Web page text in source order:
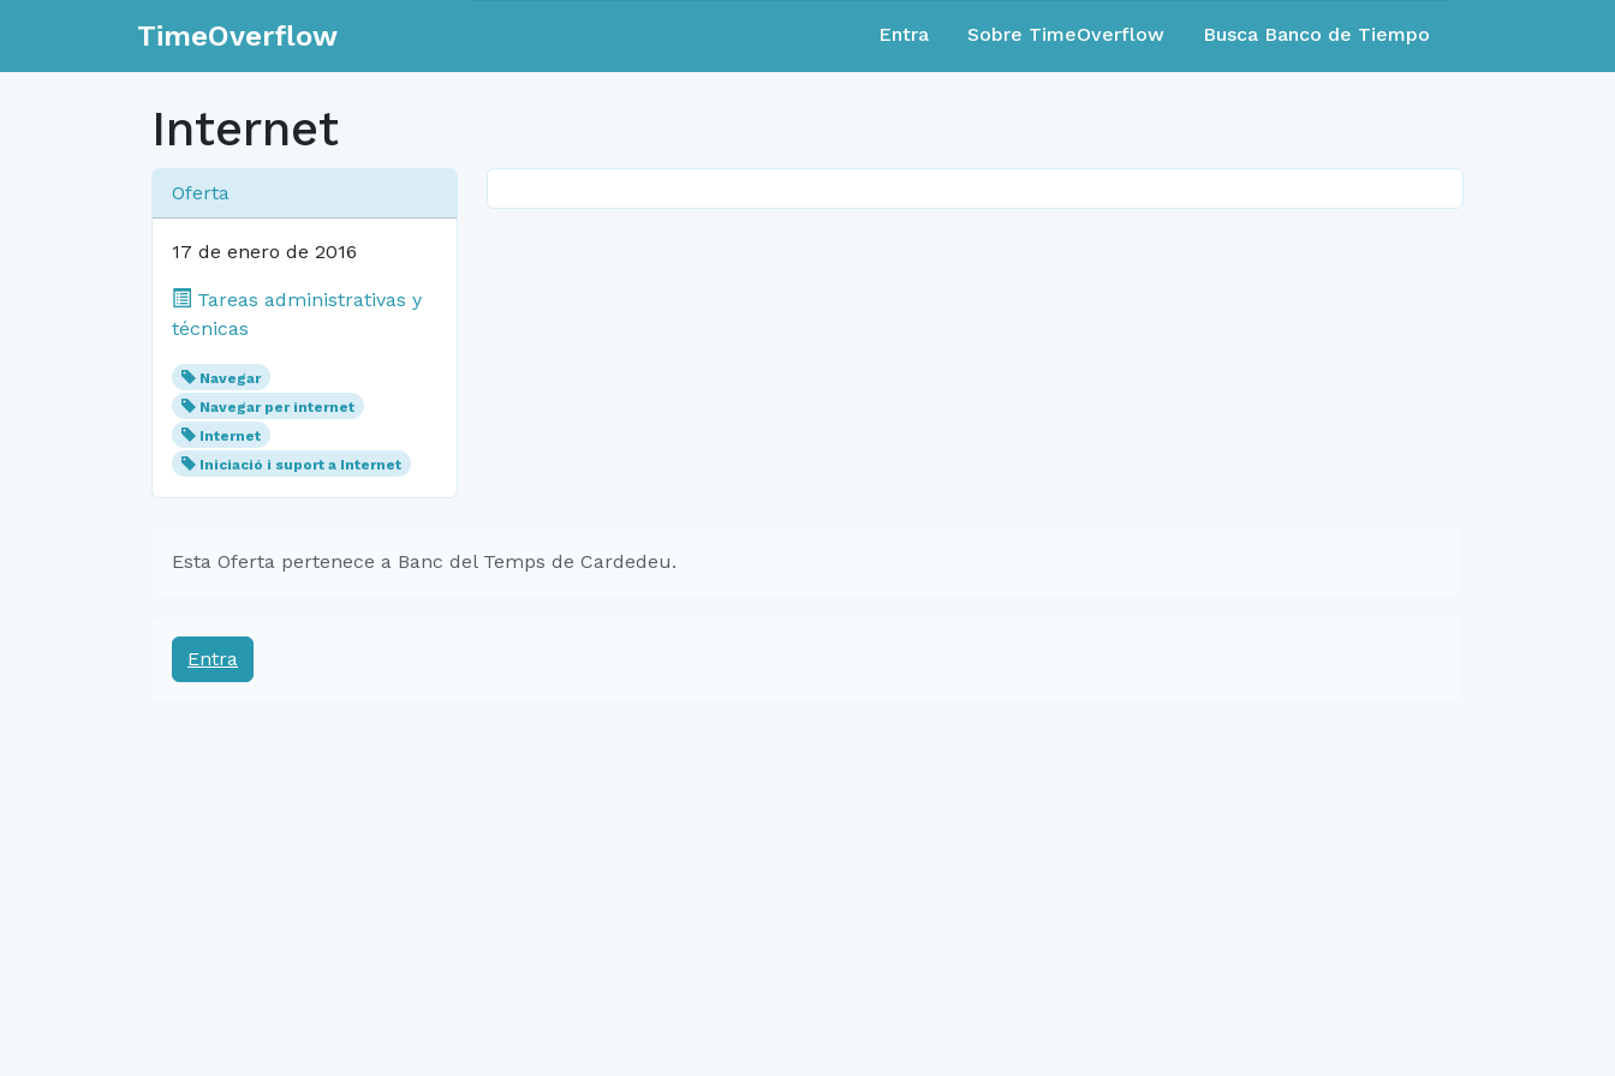
TimeOverflow Entra Sobre TimeOverflow Busca Banco de Tiempo
Internet
Oferta
17 de enero de 2016
Tareas administrativas y
técnicas
Navegar
Navegar per internet
Internet
Iniciació i suport a Internet
Esta Oferta pertenece a Banc del Temps de Cardedeu.
Entra